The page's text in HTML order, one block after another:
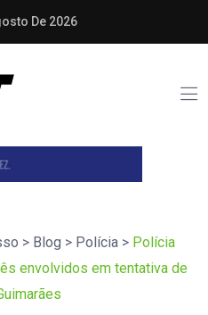
De 2026
> Blog > Polícia > Polícia
envolvidos em tentativa de